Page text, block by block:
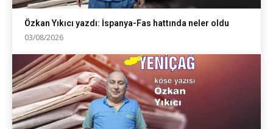
Özkan Yıkıcı yazdı: İspanya-Fas hattında neler oldu
03/08/2026